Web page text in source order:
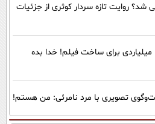
شد؟ روایت تازه سردار کوثری از جزئیات
مجید واشقانی و بودجه 150 میلیاردی برای ساخت فیلم! خدا بده
تصویری با مرد نامرئی: من هستم!